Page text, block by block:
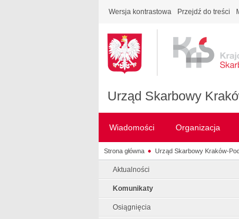
Wersja kontrastowa Przejdź do treści
Urząd Skarbowy
Wiadomości Organizacja
Strona główna Urząd Skarbowy Kraków-
Aktualności
Komunikaty
Osiągnięcia